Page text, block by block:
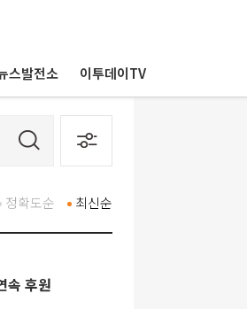
스발전소 이투데이TV
최신순
정확도순
속 후원